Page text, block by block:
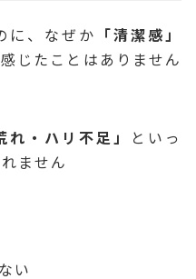
に、なぜか 「清潔感」
じたことはありません
れ・ハリ不足」
といっ
ません
い